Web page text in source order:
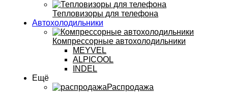
Тепловизоры для телефона
Автохолодильники
Компрессорные автохолодильники
MEYVEL
ALPICOOL
INDEL
Ещё
Распродажа